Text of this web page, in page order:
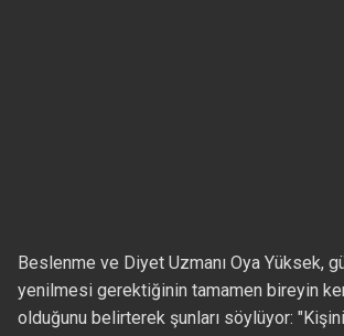
Beslenme ve Diyet Uzmanı Oya Yüksek,
yenilmesi gerektiğinin tamamen bireyin
olduğunu belirterek şunları söylüyor: